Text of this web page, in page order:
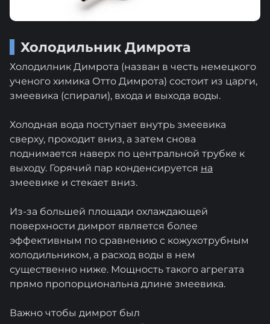
Холодильник Димрота
Холодилник Димрота (назван в честь немецкого
ученого химика Отто Димрота) состоит из царги,
змеевика (спирали), входа и выхода воды.
Холодная вода поступает внутрь змеевика
сверху, проходит вниз, а затем снова
поднимается наверх по центральной трубке к
выходу. Горячий пар конденсируется на
змеевике и стекает вниз.
Из-за большей площади охлаждающей
поверхности димрот является более
эффективным по сравнению с кожухотрубным
холодильником, а расход воды в нем
существенно ниже. Мощность такого агрегата
прямо пропорциональна длине змеевика.
Важно чтобы димрот был